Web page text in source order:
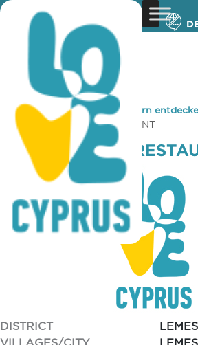
You are here: Home »Zypern
CHRIS & PIERIS RESTAURANT
CHRIS & PIERIS
DISTRICT
VILLAGES/CITY